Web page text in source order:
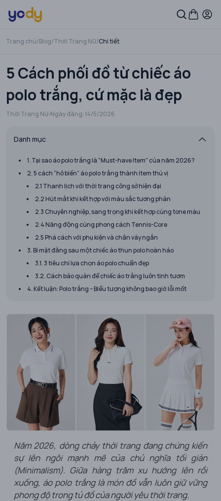
Trang chủ/Blog/Thời Trang Nữ/Chi tiết
5 Cách phối đồ từ chiếc áo
polo trắng, cứ mặc là đẹp
Thời Trang Nữ Ngày đăng:14/5/2026
Danh mục
1. Tại sao áo polo trắng là "Must-have Item" của năm 2026?
2. 5 cách “hô biến” áo polo trắng thành item thú vị
2.1 Thanh lịch với thời trang công sở hiện đại
2.2 Hút mắt khi kết hợp với màu sắc tương phản
2.3 Chuyên nghiệp, sang trọng khi kết hợp cùng tone màu
2.4 Năng động cùng phong cách Tennis-Core
2.5 Phá cách với phụ kiện và chân váy ngắn
3. Bí mật đằng sau một chiếc áo thun polo hoàn hảo
3.1. 3 tiêu chí lựa chọn áo polo chuẩn đẹp
3.2. Cách bảo quản để chiếc áo trắng luôn tinh tươm
4. Kết luận: Polo trắng – Biểu tượng không bao giờ lỗi mốt
Năm 2026, dòng chảy thời trang đang chứng kiến
sự lên ngôi mạnh mẽ của chủ nghĩa tối giản
(Minimalism). Giữa hàng trăm xu hướng lên rồi
xuống, áo polo trắng là món đồ vẫn luôn giữ vững
phong độ trong tủ đồ của người yêu thời trang.